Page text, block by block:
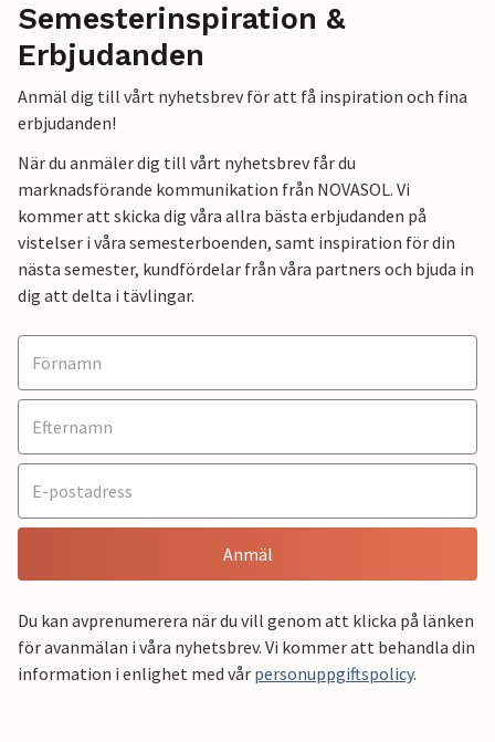
Semesterinspiration &
Erbjudanden
Anmäl dig till vårt nyhetsbrev för att få inspiration och fina
erbjudanden!
När du anmäler dig till vårt nyhetsbrev får du
marknadsförande kommunikation från NOVASOL. Vi
kommer att skicka dig våra allra bästa erbjudanden på
vistelser i våra semesterboenden, samt inspiration för din
nästa semester, kundfördelar från våra partners och bjuda in
dig att delta i tävlingar.
Anmäl
Du kan avprenumerera när du vill genom att klicka på länken
för avanmälan i våra nyhetsbrev. Vi kommer att behandla din
information i enlighet med vår personuppgiftspolicy.